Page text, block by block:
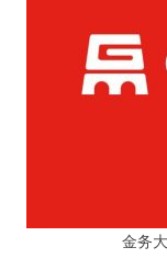
金务